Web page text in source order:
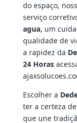
do espaço,
serviço
agua, um
qualidade de
a rapidez da
24 Horas
Escolher a
ter a certeza
que une